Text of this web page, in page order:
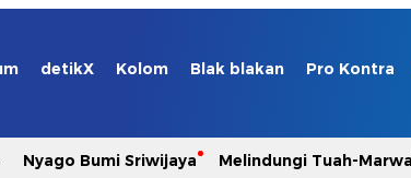
detikX Kolom Blak blakan Pro Kontra
Nyago Bumi Sriwijaya Melindungi Tuah-